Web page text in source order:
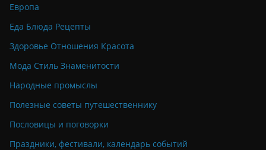
Европа
Еда Блюда Рецепты
Здоровье Отношения Красота
Мода Стиль Знаменитости
Народные промыслы
Полезные советы путешественнику
Пословицы и поговорки
Праздники, фестивали, календарь событий